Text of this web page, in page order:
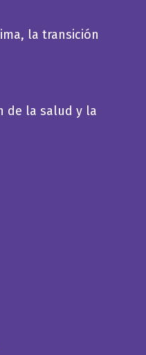
la transición
de la salud y la